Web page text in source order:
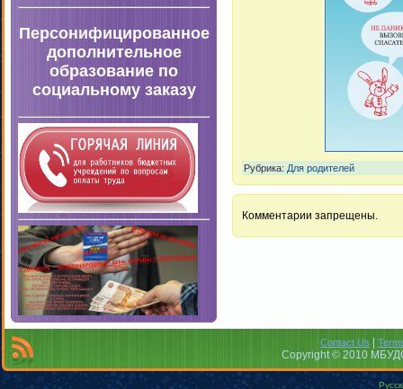
Персонифицированное
дополнительное
образование по
социальному заказу
Рубрика: Для родителей
Комментарии запрещены.
Contact Us
Copyright © 2010